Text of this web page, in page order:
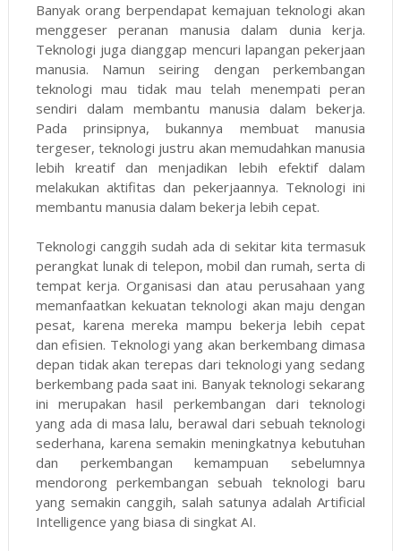
Banyak orang berpendapat kemajuan teknologi akan
menggeser peranan manusia dalam dunia kerja.
Teknologi juga dianggap mencuri lapangan pekerjaan
manusia. Namun seiring dengan perkembangan
teknologi mau tidak mau telah menempati peran
sendiri dalam membantu manusia dalam bekerja.
Pada prinsipnya, bukannya membuat manusia
tergeser, teknologi justru akan memudahkan manusia
lebih kreatif dan menjadikan lebih efektif dalam
melakukan aktifitas dan pekerjaannya. Teknologi ini
membantu manusia dalam bekerja lebih cepat.
Teknologi canggih sudah ada di sekitar kita termasuk
perangkat lunak di telepon, mobil dan rumah, serta di
tempat kerja. Organisasi dan atau perusahaan yang
memanfaatkan kekuatan teknologi akan maju dengan
pesat, karena mereka mampu bekerja lebih cepat
dan efisien. Teknologi yang akan berkembang dimasa
depan tidak akan terepas dari teknologi yang sedang
berkembang pada saat ini. Banyak teknologi sekarang
ini merupakan hasil perkembangan dari teknologi
yang ada di masa lalu, berawal dari sebuah teknologi
sederhana, karena semakin meningkatnya kebutuhan
dan perkembangan kemampuan sebelumnya
mendorong perkembangan sebuah teknologi baru
yang semakin canggih, salah satunya adalah Artificial
Intelligence yang biasa di singkat AI.